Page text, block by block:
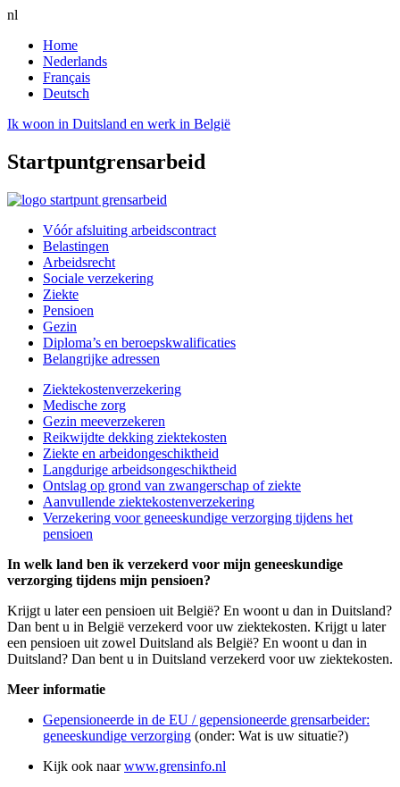
nl
Home
Nederlands
Français
Deutsch
Ik woon in Duitsland en werk in België
Startpuntgrensarbeid
Vóór afsluiting arbeidscontract
Belastingen
Arbeidsrecht
Sociale verzekering
Ziekte
Pensioen
Gezin
Diploma’s en beroepskwalificaties
Belangrijke adressen
Ziektekostenverzekering
Medische zorg
Gezin meeverzekeren
Reikwijdte dekking ziektekosten
Ziekte en arbeidongeschiktheid
Langdurige arbeidsongeschiktheid
Ontslag op grond van zwangerschap of ziekte
Aanvullende ziektekostenverzekering
Verzekering voor geneeskundige verzorging tijdens het
pensioen
In welk land ben ik verzekerd voor mijn geneeskundige
verzorging tijdens mijn pensioen?
Krijgt u later een pensioen uit België? En woont u dan in Duitsland?
Dan bent u in België verzekerd voor uw ziektekosten. Krijgt u later
een pensioen uit zowel Duitsland als België? En woont u dan in
Duitsland? Dan bent u in Duitsland verzekerd voor uw ziektekosten.
Meer informatie
Gepensioneerde in de EU / gepensioneerde grensarbeider:
geneeskundige verzorging (onder: Wat is uw situatie?)
Kijk ook naarwww.grensinfo.nl